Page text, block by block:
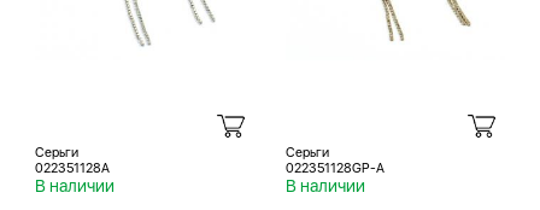
Серьги
022351128A
В наличии
Серьги
022351128GP-A
В наличии